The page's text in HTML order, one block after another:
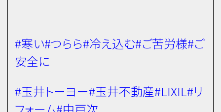
#寒い#つらら#冷え込む#ご苦労様#ご
安全に
#玉井トーヨー#玉井不動産#LIXIL#リ